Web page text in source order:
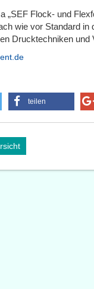
„SEF Flock- und
wie vor Standard
Drucktechniken und
teilen